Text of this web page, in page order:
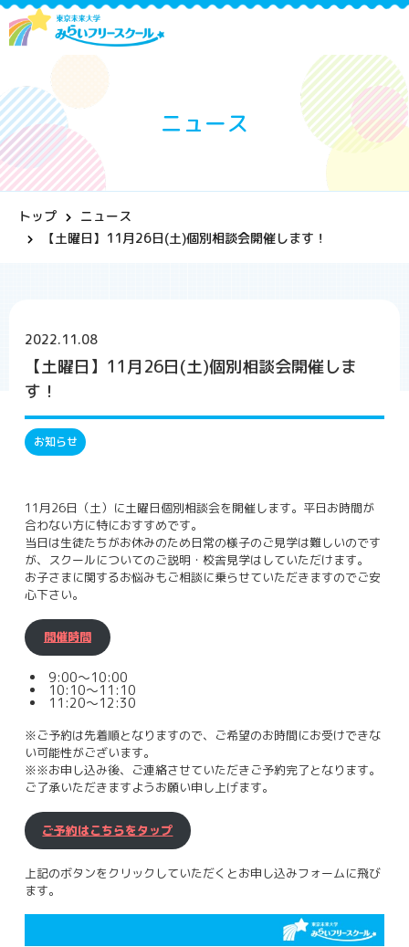
ニュース
トップ
ニュース
【土曜日】11月26日(土)個別相談会開催します！
2022.11.08
【土曜日】11月26日(土)個別相談会開催しま
す！
お知らせ
11月26日（土）に土曜日個別相談会を開催します。平日お時間が
合わない方に特におすすめです。
当日は生徒たちがお休みのため日常の様子のご見学は難しいのです
が、スクールについてのご説明・校舎見学はしていただけます。
お子さまに関するお悩みもご相談に乗らせていただきますのでご安
心下さい。
開催時間
9:00～10:00
10:10～11:10
11:20～12:30
※ご予約は先着順となりますので、ご希望のお時間にお受けできな
い可能性がございます。
※※お申し込み後、ご連絡させていただきご予約完了となります。
ご了承いただきますようお願い申し上げます。
ご予約はこちらをタップ
上記のボタンをクリックしていただくとお申し込みフォームに飛び
ます。